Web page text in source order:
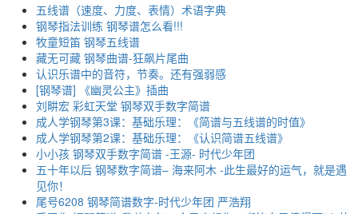
五线谱（速度、力度、表情）术语字典
钢琴指法训练 钢琴谱怎么看!!!
牧童短笛 钢琴五线谱
藏无可藏 钢琴曲谱-狂飙片尾曲
认识乐谱中的音符，节奏。还有强弱感
[钢琴谱] 《幽灵公主》插曲
刘畊宏 彩虹天堂 钢琴双手数字简谱
成人学钢琴第3课：基础乐理：《简谱与五线谱的时值》
成人学钢琴第2课：基础乐理：《认识简谱五线谱》
小小孩 钢琴双手数字简谱 -王源- 时代少年团
五十年以后 钢琴数字简谱– 海来阿木 -此生最好的运气，就是遇
见你！
尾号6208 钢琴简谱数字-时代少年团 严浩翔